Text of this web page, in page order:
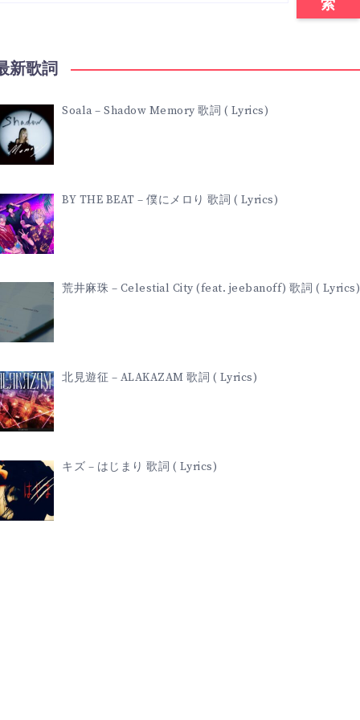
索
新歌詞
Soala – Shadow Memory 歌詞 ( Lyrics)
BY THE BEAT – 僕にメロり 歌詞 ( Lyrics)
荒井麻珠 – Celestial City (feat. jeebanoff) 歌詞 ( Lyrics)
北見遊征 – ALAKAZAM 歌詞 ( Lyrics)
キズ – はじまり 歌詞 ( Lyrics)